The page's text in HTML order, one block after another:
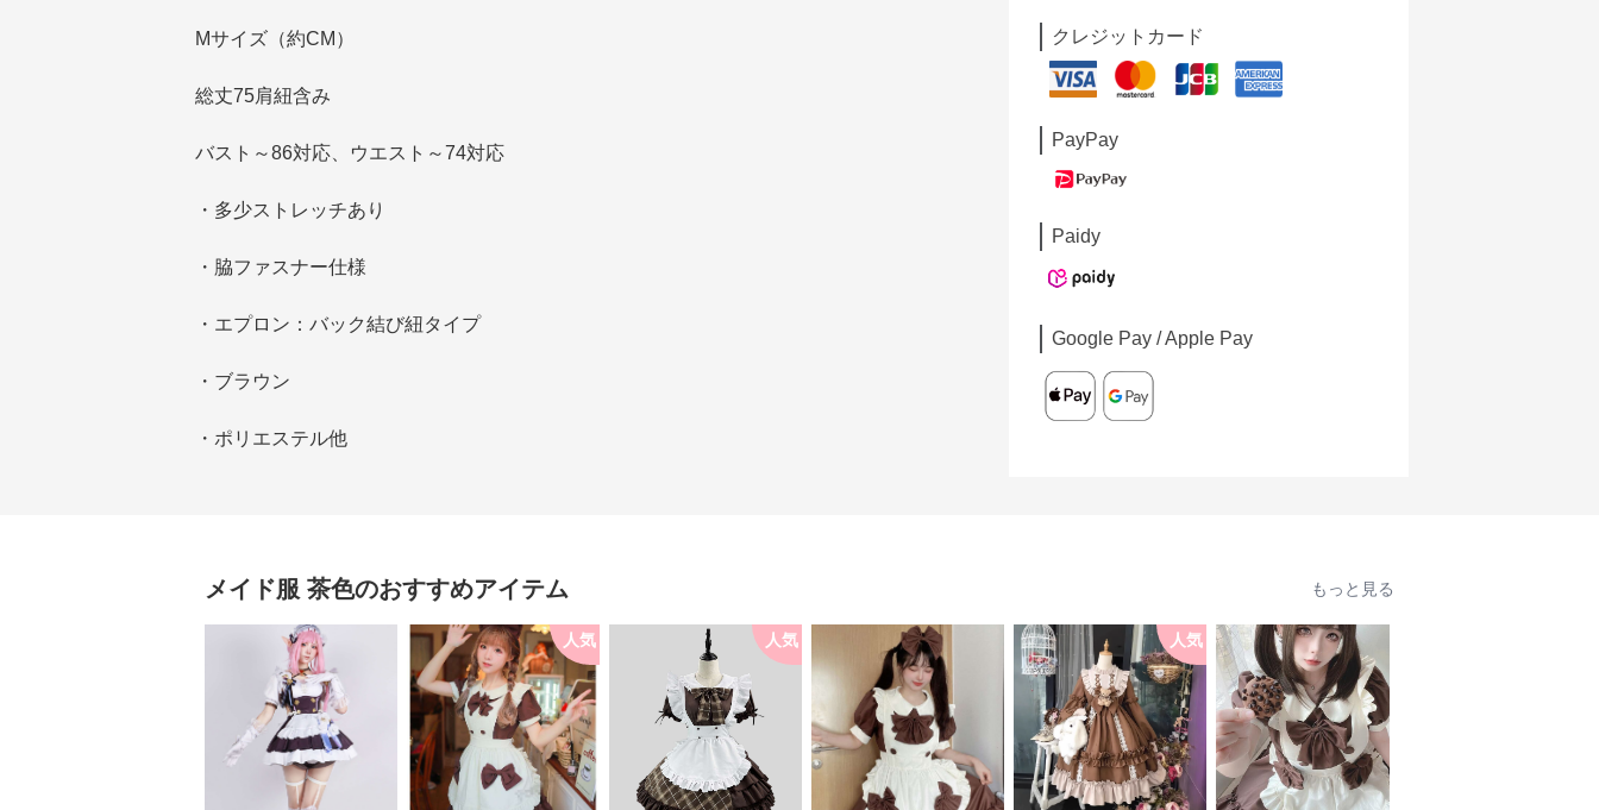
Mサイズ（約CM）
総丈75肩紐含み
バスト～86対応、ウエスト～74対応
・多少ストレッチあり
・脇ファスナー仕様
・エプロン：バック結び紐タイプ
・ブラウン
・ポリエステル他
クレジットカード
PayPay
Paidy
Google Pay / Apple Pay
メイド服 茶色のおすすめアイテム もっと見る
人気 人気 人気